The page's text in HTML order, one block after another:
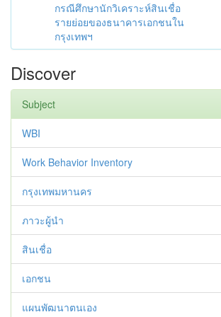
กรณีศึกษานักวิเคราะห์สินเชื่อ
รายย่อยของธนาคารเอกชนใน
กรุงเทพฯ
Discover
Subject
WBI
Work Behavior Inventory
กรุงเทพมหานคร
ภาวะผู้นำ
สินเชื่อ
เอกชน
แผนพัฒนาตนเอง